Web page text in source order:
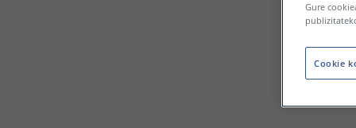
Gure
Cookie